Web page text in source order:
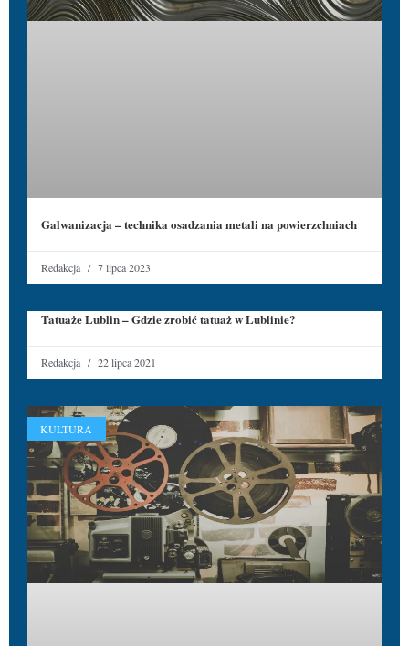
Galwanizacja – technika osadzania metali na powierzchniach
Redakcja 7 lipca 2023
Tatuaże Lublin – Gdzie zrobić tatuaż w Lublinie?
Redakcja 22 lipca 2021
KULTURA